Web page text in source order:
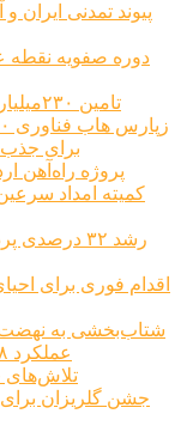
تامین ۲۳۰میلیارد تومان برای تکمیل تالار شهر اردبیل
برای جذب
پروژه راه‌آهن
شتاب‌بخشی به نهضت
عملکرد ۱۸ ماهه امامی یگانه مورد قبول است
تلاش‌های